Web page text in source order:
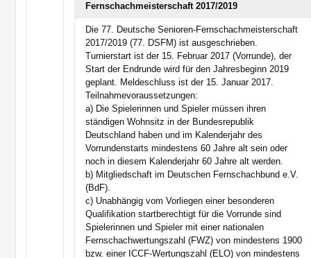
Fernschachmeisterschaft 2017/2019
Die 77. Deutsche Senioren-Fernschachmeisterschaft
2017/2019 (77. DSFM) ist ausgeschrieben.
Turnierstart ist der 15. Februar 2017 (Vorrunde), der
Start der Endrunde wird für den Jahresbeginn 2019
geplant. Meldeschluss ist der 15. Januar 2017.
Teilnahmevoraussetzungen:
a) Die Spielerinnen und Spieler müssen ihren
ständigen Wohnsitz in der Bundesrepublik
Deutschland haben und im Kalenderjahr des
Vorrundenstarts mindestens 60 Jahre alt sein oder
noch in diesem Kalenderjahr 60 Jahre alt werden.
b) Mitgliedschaft im Deutschen Fernschachbund e.V.
(BdF).
c) Unabhängig vom Vorliegen einer besonderen
Qualifikation startberechtigt für die Vorrunde sind
Spielerinnen und Spieler mit einer nationalen
Fernschachwertungszahl (FWZ) von mindestens 1900
bzw. einer ICCF-Wertungszahl (ELO) von mindestens